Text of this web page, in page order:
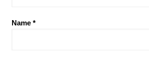
Name *